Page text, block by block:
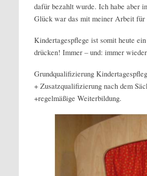
dafür bezahlt wurde. Ich habe aber
Glück war das mit meiner Arbeit für
Kindertagespflege ist somit heute
drücken! Immer – und: immer wieder
Grundqualifizierung
+ Zusatzqualifizierung nach dem
+regelmäßige Weiterbildung.